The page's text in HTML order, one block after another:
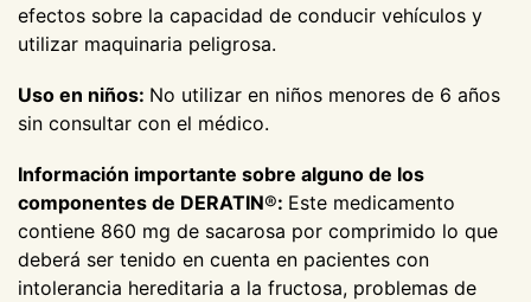
efectos sobre la capacidad de conducir vehículos y
utilizar maquinaria peligrosa.
Uso en niños: No utilizar en niños menores de 6 años
sin consultar con el médico.
Información importante sobre alguno de los
componentes de DERATIN®: Este medicamento
contiene 860 mg de sacarosa por comprimido lo que
deberá ser tenido en cuenta en pacientes con
intolerancia hereditaria a la fructosa, problemas de